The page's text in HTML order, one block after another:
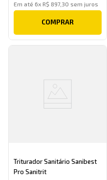
Em até6xR$ 897, 30 sem juros
COMPRAR
Triturador Sanitário Sanibest
Pro Sanitrit